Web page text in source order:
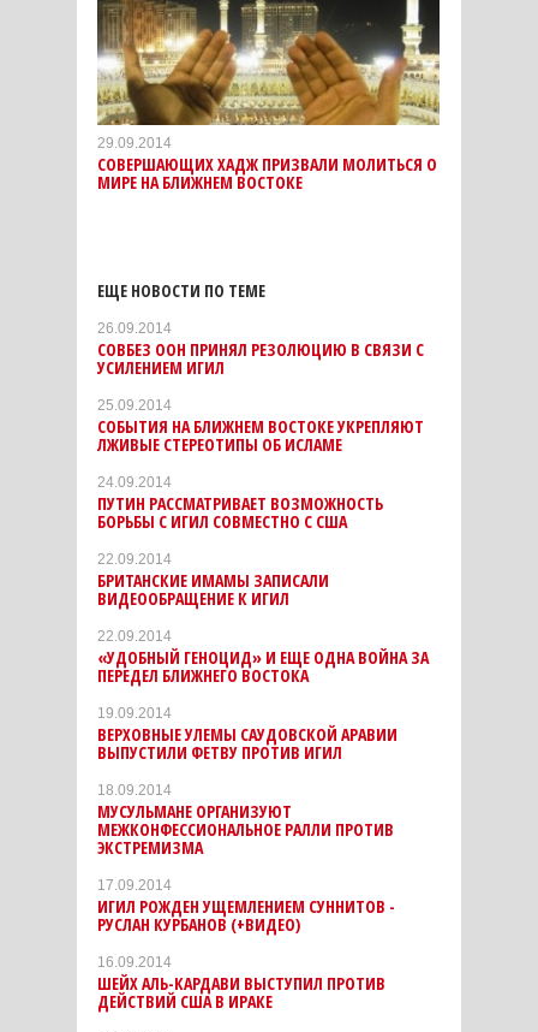
29.09.2014
СОВЕРШАЮЩИХ ХАДЖ ПРИЗВАЛИ МОЛИТЬСЯ О
МИРЕ НА БЛИЖНЕМ ВОСТОКЕ
ЕЩЕ НОВОСТИ ПО ТЕМЕ
26.09.2014
СОВБЕЗ ООН ПРИНЯЛ РЕЗОЛЮЦИЮ В СВЯЗИ С
УСИЛЕНИЕМ ИГИЛ
25.09.2014
СОБЫТИЯ НА БЛИЖНЕМ ВОСТОКЕ УКРЕПЛЯЮТ
ЛЖИВЫЕ СТЕРЕОТИПЫ ОБ ИСЛАМЕ
24.09.2014
ПУТИН РАССМАТРИВАЕТ ВОЗМОЖНОСТЬ
БОРЬБЫ С ИГИЛ СОВМЕСТНО С США
22.09.2014
БРИТАНСКИЕ ИМАМЫ ЗАПИСАЛИ
ВИДЕООБРАЩЕНИЕ К ИГИЛ
22.09.2014
«УДОБНЫЙ ГЕНОЦИД» И ЕЩЕ ОДНА ВОЙНА ЗА
ПЕРЕДЕЛ БЛИЖНЕГО ВОСТОКА
19.09.2014
ВЕРХОВНЫЕ УЛЕМЫ САУДОВСКОЙ АРАВИИ
ВЫПУСТИЛИ ФЕТВУ ПРОТИВ ИГИЛ
18.09.2014
МУСУЛЬМАНЕ ОРГАНИЗУЮТ
МЕЖКОНФЕССИОНАЛЬНОЕ РАЛЛИ ПРОТИВ
ЭКСТРЕМИЗМА
17.09.2014
ИГИЛ РОЖДЕН УЩЕМЛЕНИЕМ СУННИТОВ -
РУСЛАН КУРБАНОВ (+ВИДЕО)
16.09.2014
ШЕЙХ АЛЬ-КАРДАВИ ВЫСТУПИЛ ПРОТИВ
ДЕЙСТВИЙ США В ИРАКЕ